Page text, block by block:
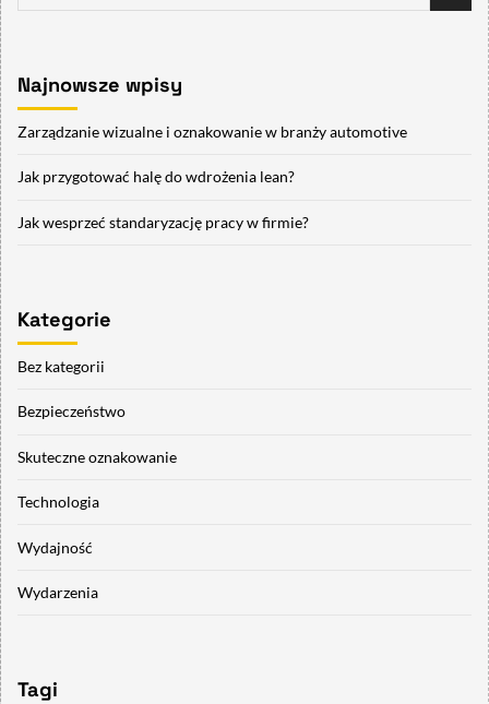
Najnowsze wpisy
Zarządzanie wizualne i oznakowanie w branży automotive
Jak przygotować halę do wdrożenia lean?
Jak wesprzeć standaryzację pracy w firmie?
Kategorie
Bez kategorii
Bezpieczeństwo
Skuteczne oznakowanie
Technologia
Wydajność
Wydarzenia
Tagi